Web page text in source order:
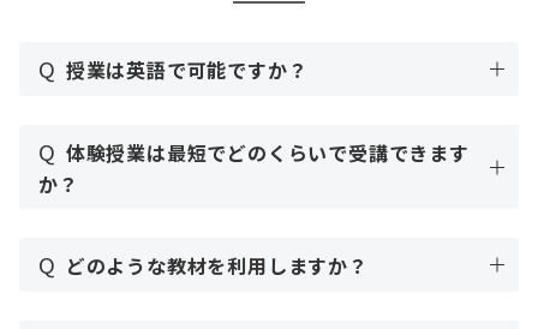
Q 授業は英語で可能ですか？
Q 体験授業は最短でどのくらいで受講できます
か？
Q どのような教材を利用しますか？